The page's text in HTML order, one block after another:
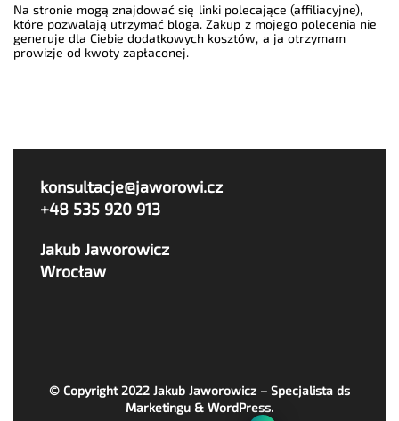
Na stronie mogą znajdować się linki polecające (affiliacyjne),
które pozwalają utrzymać bloga. Zakup z mojego polecenia nie
generuje dla Ciebie dodatkowych kosztów, a ja otrzymam
prowizje od kwoty zapłaconej.
konsultacje@jaworowi.cz
+48 535 920 913
Jakub Jaworowicz
Wrocław
© Copyright 2022 Jakub Jaworowicz – Specjalista ds
Marketingu & WordPress.